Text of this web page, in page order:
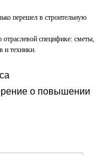
перешел в строительную
специфике: сметы,
и техники.
о повышении